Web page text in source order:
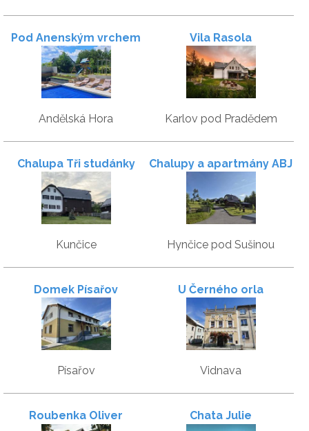
Pod Anenským vrchem
Andělská Hora
Vila Rasola
Karlov pod Pradědem
Chalupa Tři studánky
Kunčice
Chalupy a apartmány ABJ
Kraličák - Hynčice pod
Sušinou
Hynčice pod Sušinou
Domek Písařov
Písařov
U Černého orla
Vidnava
Roubenka Oliver Chata Julie